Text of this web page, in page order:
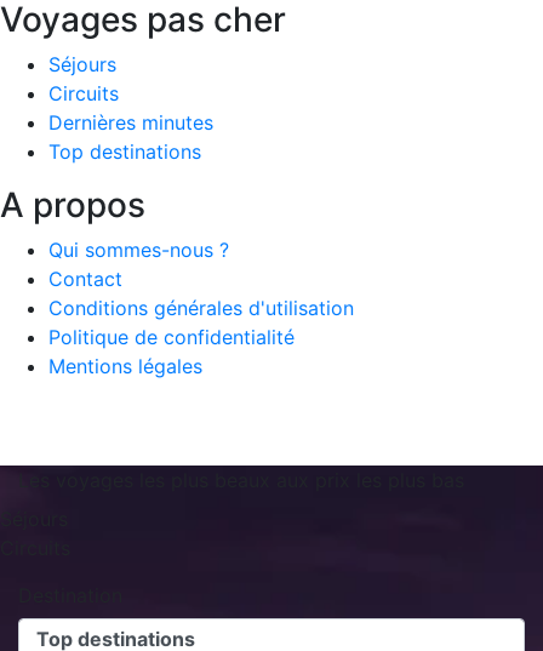
Voyages pas cher
Séjours
Circuits
Dernières minutes
Top destinations
A propos
Qui sommes-nous ?
Contact
Conditions générales d'utilisation
Politique de confidentialité
Mentions légales